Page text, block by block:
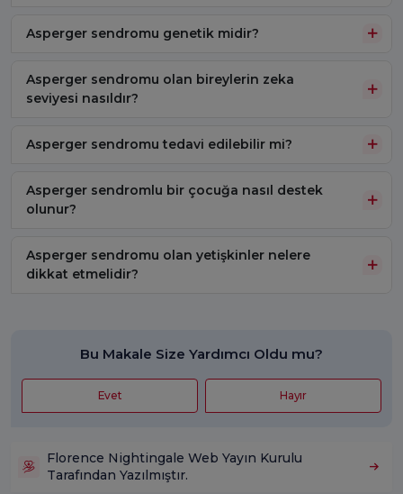
Asperger sendromu genetik midir?
Asperger sendromu olan bireylerin zeka
seviyesi nasıldır?
Asperger sendromu tedavi edilebilir mi?
Asperger sendromlu bir çocuğa nasıl destek
olunur?
Asperger sendromu olan yetişkinler nelere
dikkat etmelidir?
Bu Makale Size Yardımcı Oldu mu?
Evet Hayır
Florence Nightingale Web Yayın Kurulu
Tarafından Yazılmıştır.